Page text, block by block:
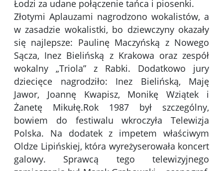
Łodzi za udane połączenie tańca i piosenki.
Złotymi Aplauzami nagrodzono wokalistów, a
w zasadzie wokalistki, bo dziewczyny okazały
się najlepsze: Paulinę Maczyńską z Nowego
Sącza, Inez Bielińską z Krakowa oraz zespół
wokalny „Triola” z Rabki. Dodatkowo jury
dziecięce nagrodziło: Inez Bielińską, Maję
Jawor, Joannę Kwapisz, Monikę Wziątek i
Żanetę Mikułę.Rok 1987 był szczególny,
bowiem do festiwalu wkroczyła Telewizja
Polska. Na dodatek z impetem właściwym
Oldze Lipińskiej, która wyreżyserowała koncert
galowy. Sprawcą tego telewizyjnego